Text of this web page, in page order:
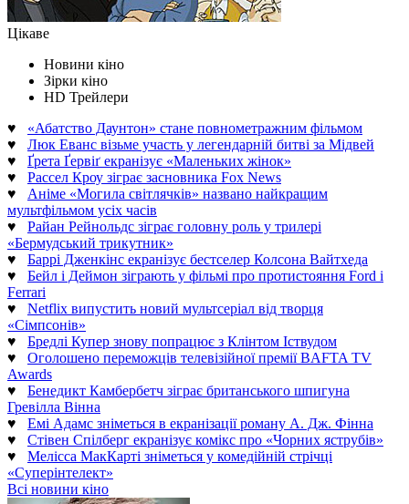
Цікаве
Новини кіно
Зірки кіно
HD Трейлери
♥ «Абатство Даунтон» стане повнометражним фільмом
♥ Люк Еванс візьме участь у легендарній битві за Мідвей
♥ Ґрета Ґервіґ екранізує «Маленьких жінок»
♥ Рассел Кроу зіграє засновника Fox News
♥ Аніме «Могила світлячків» названо найкращим
мультфільмом усіх часів
♥ Райан Рейнольдс зіграє головну роль у трилері
«Бермудський трикутник»
♥ Баррі Дженкінс екранізує бестселер Колсона Вайтхеда
♥ Бейл і Деймон зіграють у фільмі про протистояння Ford і
Ferrari
♥ Netflix випустить новий мультсеріал від творця
«Сімпсонів»
♥ Бредлі Купер знову попрацює з Клінтом Іствудом
♥ Оголошено переможців телевізійної премії BAFTA TV
Awards
♥ Бенедикт Камбербетч зіграє британського шпигуна
Гревілла Вінна
♥ Емі Адамс зніметься в екранізації роману А. Дж. Фінна
♥ Стівен Спілберг екранізує комікс про «Чорних яструбів»
♥ Мелісса МакКарті зніметься у комедійній стрічці
«Суперінтелект»
Всі новини кіно